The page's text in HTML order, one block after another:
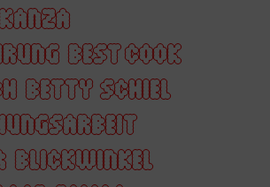
BEST COOK
BETTY SCHIEL
BLICKWINKEL